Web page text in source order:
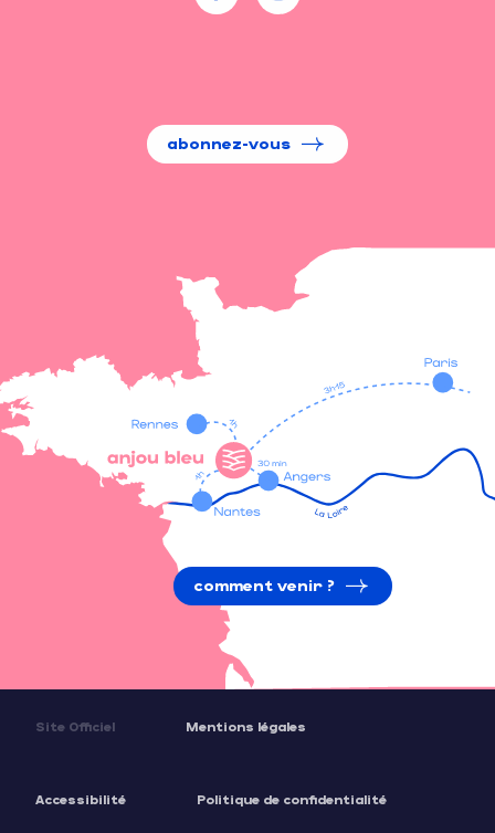
abonnez-vous
comment venir ?
Site Officiel Mentions légales
Accessibilité Politique de confidentialité